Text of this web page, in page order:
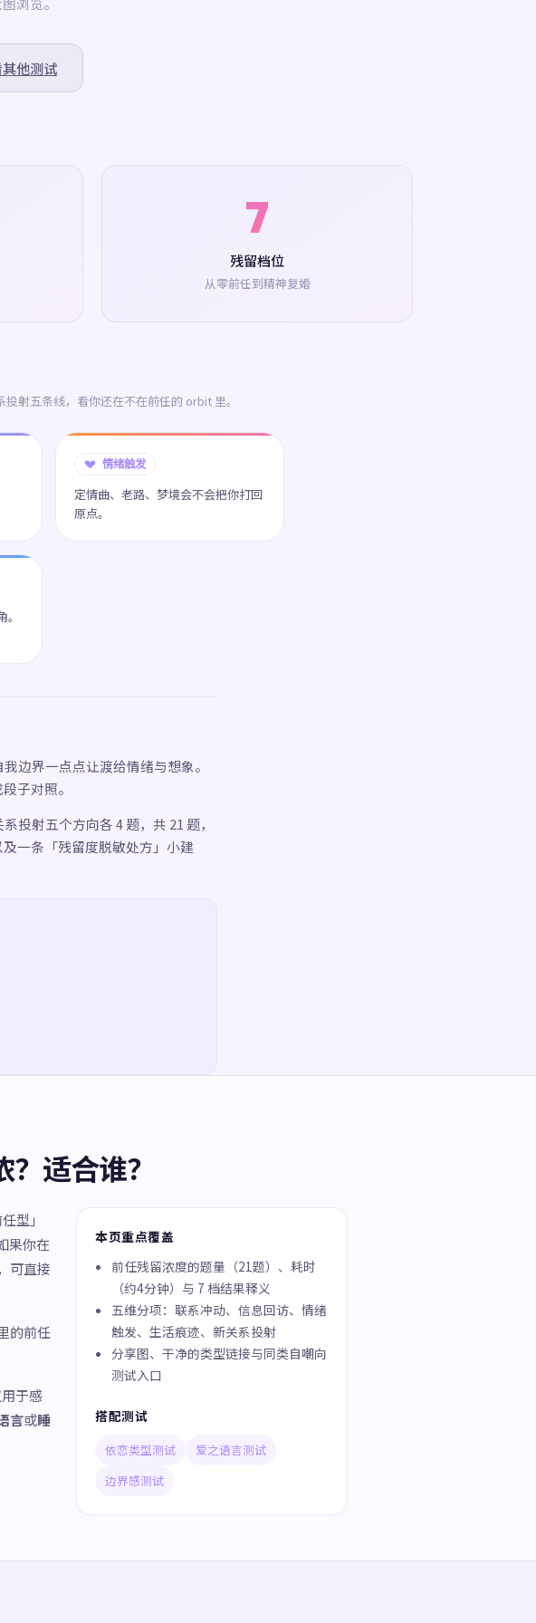
他测试
7
残留档位
从零前任到精神复婚
射五条线，看你还在不在前任的 orbit 里。
💔 情绪触发
定情曲、老路、梦境会不会把你打回
原点。
边界一点点让渡给情绪与想象。
子对照。
投射五个方向各 4 题，共 21 题，
一条「残留度脱敏处方」小建
适合谁？
型」
果你在
可直接
的前任
于感
言或睡
本页重点覆盖
前任残留浓度的题量（21题）、耗时
（约4分钟）与 7 档结果释义
五维分项：联系冲动、信息回访、情绪
触发、生活痕迹、新关系投射
分享图、干净的类型链接与同类自嘲向
测试入口
搭配测试
依恋类型测试
爱之语言测试
边界感测试